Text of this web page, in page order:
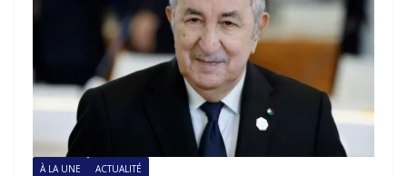
À LA UNE ACTUALITÉ